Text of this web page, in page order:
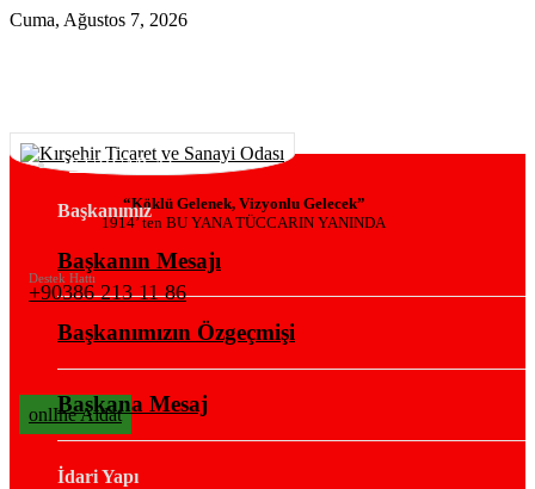
Cuma, Ağustos 7, 2026
“Köklü Gelenek, Vizyonlu Gelecek”
1914’ ten BU YANA TÜCCARIN YANINDA
Destek Hattı
+90386 213 11 86
onlIne Aidat
KURUMSAL
Başkanımız
Başkanın Mesajı
Başkanımızın Özgeçmişi
Başkana Mesaj
İdari Yapı